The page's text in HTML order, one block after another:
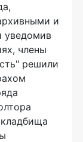
и
уведомив
члены
решили